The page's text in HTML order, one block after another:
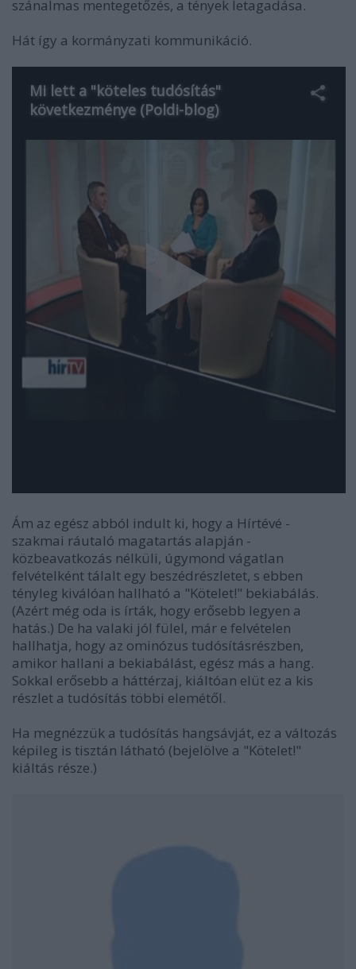
szánalmas mentegetőzés, a tények letagadása.
Hát így a kormányzati kommunikáció.
Ám az egész abból indult ki, hogy a Hírtévé -
szakmai ráutaló magatartás alapján -
közbeavatkozás nélküli, úgymond vágatlan
felvételként tálalt egy beszédrészletet, s ebben
tényleg kiválóan hallható a "Kötelet!" bekiabálás.
(Azért még oda is írták, hogy erősebb legyen a
hatás.) De ha valaki jól fülel, már e felvételen
hallhatja, hogy az ominózus tudósításrészben,
amikor hallani a bekiabálást, egész más a hang.
Sokkal erősebb a háttérzaj, kiáltóan elüt ez a kis
részlet a tudósítás többi elemétől.
Ha megnézzük a tudósítás hangsávját, ez a változás
képileg is tisztán látható (bejelölve a "Kötelet!"
kiáltás része.)